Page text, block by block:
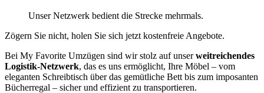
Unser Netzwerk bedient die Strecke mehrmals.
Zögern Sie nicht, holen Sie sich jetzt kostenfreie Angebote.
Bei My Favorite Umzügen sind wir stolz auf unserweitreichendes
Logistik-Netzwerk, das es uns ermöglicht, Ihre Möbel – vom
eleganten Schreibtisch über das gemütliche Bett bis zum imposanten
Bücherregal – sicher und effizient zu transportieren.